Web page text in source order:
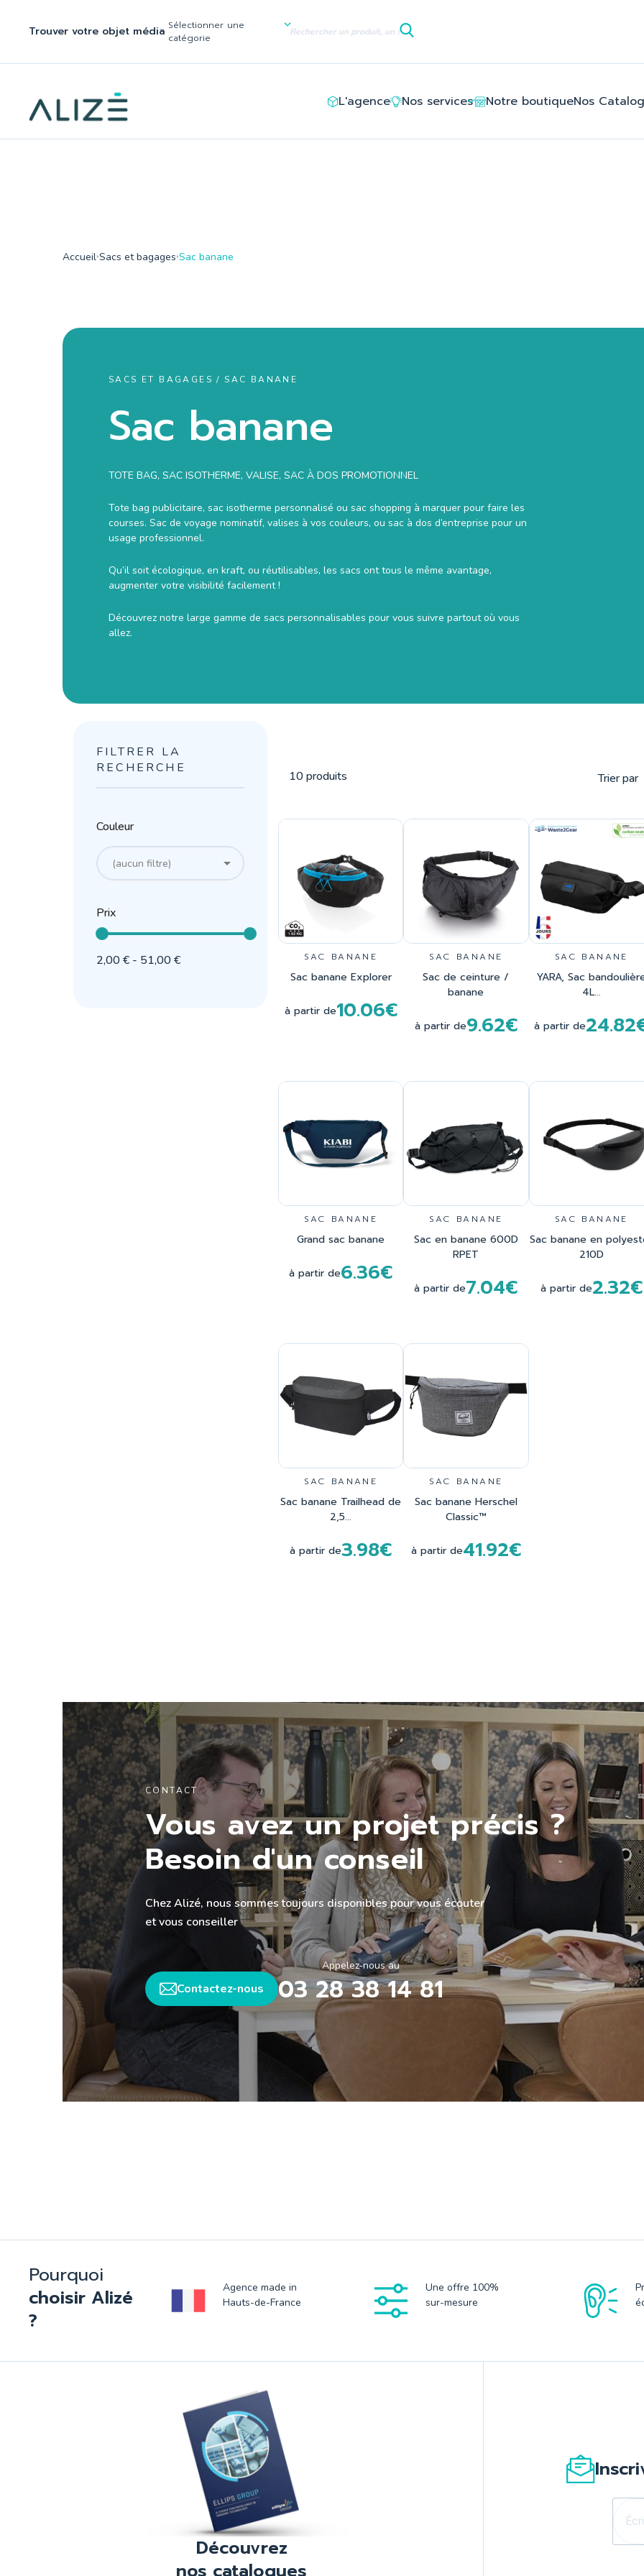
Trouver votre objet média Sélectionner une
catégorie
L'agence Nos services Notre boutiqueNos
Accueil Sacs et bagages Sac banane
SACS ET BAGAGES / SAC BANANE
Sac banane
TOTE BAG, SAC ISOTHERME, VALISE, SAC À DOS PROMOTIONNEL
Tote bag publicitaire, sac isotherme personnalisé ou sac shopping à marquer pour faire les
courses. Sac de voyage nominatif, valises à vos couleurs, ou sac à dos d’entreprise pour un
usage professionnel.
Qu’il soit écologique, en kraft, ou réutilisables, les sacs ont tous le même avantage,
augmenter votre visibilité facilement !
Découvrez notre large gamme de sacs personnalisables pour vous suivre partout où vous
allez.
FILTRER LA
RECHERCHE
Couleur
(aucun filtre) 
Prix
2,00 € - 51,00 €
10 produits Trier par
SAC BANANE
Sac banane Explorer
à partir de10.06€
SAC BANANE
Sac de ceinture /
banane
à partir de9.62€
SAC BANANE
YARA, Sac
4L...
à partir de
SAC BANANE
Grand sac banane
à partir de6.36€
SAC BANANE
Sac en banane 600D
RPET
à partir de7.04€
SAC BANANE
Sac banane en
210D
à partir de2.32€
SAC BANANE
Sac banane Trailhead de
2,5...
à partir de3.98€
SAC BANANE
Sac banane Herschel
Classic™
à partir de41.92€
CONTACT
Vous avez un projet précis ?
Besoin d'un conseil
Chez Alizé, nous sommes toujours disponibles pour vous écouter
et vous conseiller
Contactez-nous
Appelez-nous au
03 28 38 14 81
Pourquoi
choisir Alizé
?
Agence made in
Hauts-de-France
Une offre 100%
sur-mesure
Découvrez